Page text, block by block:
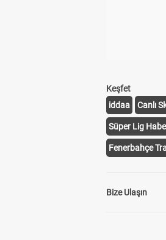
Keşfet
iddaa
Canlı
Süper Lig
Fenerbahçe
Bize Ulaşın